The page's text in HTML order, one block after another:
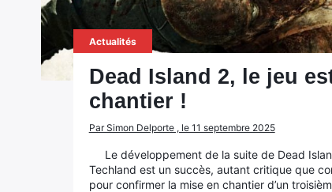
Actualités
Dead Island 2, le jeu
chantier !
Par Simon Delporte , le 11 septembre 2025
Le développement de la suite de Dead
Techland est un succès, autant critique que
pour confirmer la mise en chantier d’un